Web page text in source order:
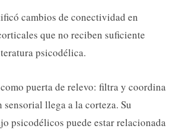
cambios de conectividad en
que no reciben suficiente
psicodélica.
puerta de relevo: filtra y coordina
llega a la corteza. Su
psicodélicos puede estar relacionada